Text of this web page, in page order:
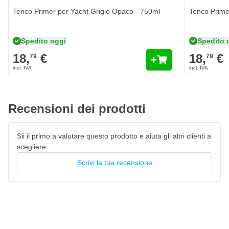
A base di resina alchidica poliuretanica
Idrorepellente e resistente agli UV
Resistente agli agenti atmosferici e duratura
Ottima fluidità per un risultato impeccabile
Tenco Primer per Yacht Grigio Opaco - 750ml
Spedito oggi
18,79 €
Tenco
Spedito
18,79 €
Recensioni dei prodotti
Sii il primo a valutare questo prodotto e aiuta gli altri clienti a
scegliere.
Scrivi la tua recensione